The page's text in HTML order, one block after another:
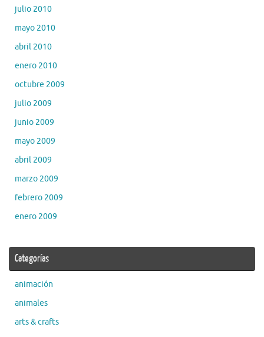
julio 2010
mayo 2010
abril 2010
enero 2010
octubre 2009
julio 2009
junio 2009
mayo 2009
abril 2009
marzo 2009
febrero 2009
enero 2009
Categorías
animación
animales
arts & crafts